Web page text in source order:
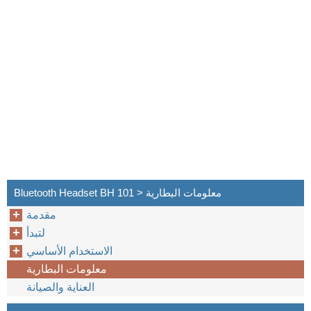
Bluetooth Headset BH 101 > معلومات البطارية
مقدمة
لتبدأ
الاستخدام الأساسي
معلومات البطارية
العناية والصيانة